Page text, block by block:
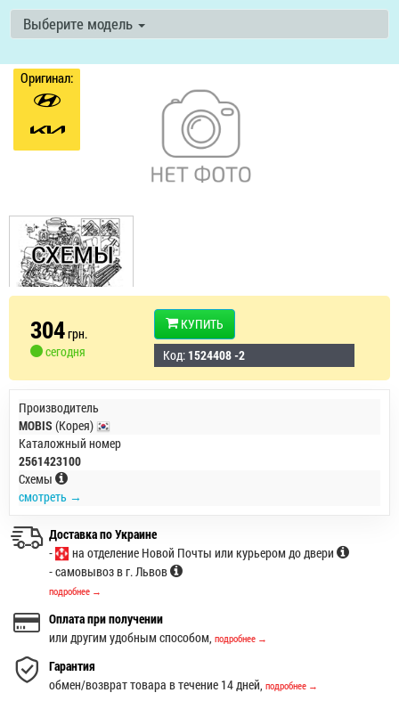
Выберите модель
Оригинал:
304грн.
сегодня
КУПИТЬ
Код: 1524408 -2
Производитель
MOBIS (Корея)
Каталожный номер
2561423100
Схемы
смотреть →
Доставка по Украине
-
на отделение Новой Почты или курьером до двери
- самовывоз в г. Львов
подробнее →
Оплата при получении
или другим удобным способом, подробнее →
Гарантия
обмен/возврат товара в течение 14 дней, подробнее →